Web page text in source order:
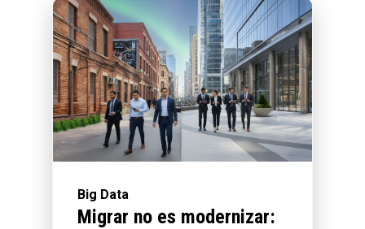
Big Data
Migrar no es modernizar: